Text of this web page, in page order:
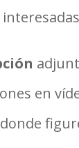
en